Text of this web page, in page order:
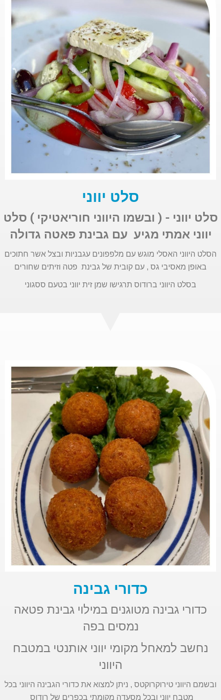
סלט יווני
סלט יווני - ( ובשמו היווני חוריאטיקי ) סלט
יווני אמתי מגיע עם גבינת פאטה גדולה
הסלט היווני האסלי מוגש עם מלפפונים עגבניות ובצל אשר חתוכים
באופן מאסיבי גס , עם קובית של גבינת פטה וזיתים שחורים
בסלט היווני ברודוס תרגישו שמן זית יווני בטעם ססגוני
כדורי גבינה
כדורי גבינה מטוגנים במילוי גבינת פטאה
נמסים בפה
נחשב למאחל מקומי יווני אותנטי במטבח
היווני
ובשמם היווני טירוקרוקטס , ניתן למצוא את כדורי הגבינה היווני בכל
מטבח יווני ובכל מסעדה מקומתי בכפרים של רודוס